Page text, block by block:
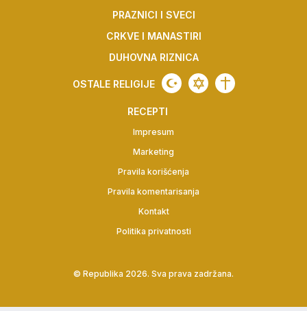
PRAZNICI I SVECI
CRKVE I MANASTIRI
DUHOVNA RIZNICA
OSTALE RELIGIJE
RECEPTI
Impresum
Marketing
Pravila korišćenja
Pravila komentarisanja
Kontakt
Politika privatnosti
© Republika 2026. Sva prava zadržana.